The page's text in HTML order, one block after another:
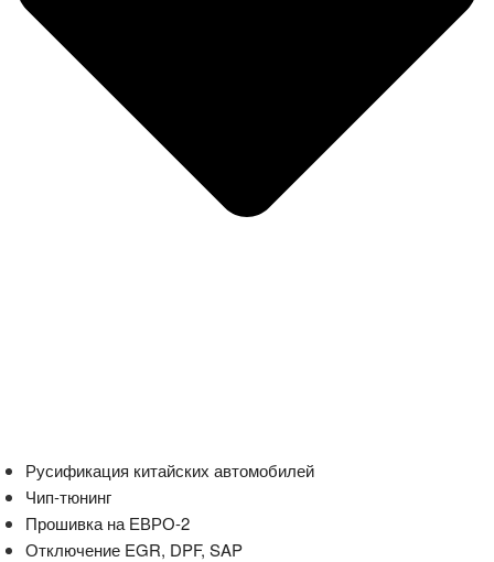
Русификация китайских автомобилей
Чип-тюнинг
Прошивка на ЕВРО-2
Отключение EGR, DPF, SAP